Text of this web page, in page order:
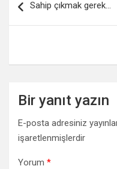
Sahip çıkmak gerek…
Bir yanıt yazın
E-posta adresiniz
işaretlenmişlerdir
Yorum *